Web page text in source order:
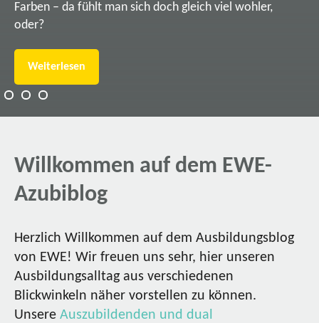
Farben – da fühlt man sich doch gleich viel wohler,
oder?
Weiterlesen
Willkommen auf dem EWE-
Azubiblog
Herzlich Willkommen auf dem Ausbildungsblog
von EWE! Wir freuen uns sehr, hier unseren
Ausbildungsalltag aus verschiedenen
Blickwinkeln näher vorstellen zu können.
Unsere Auszubildenden und dual